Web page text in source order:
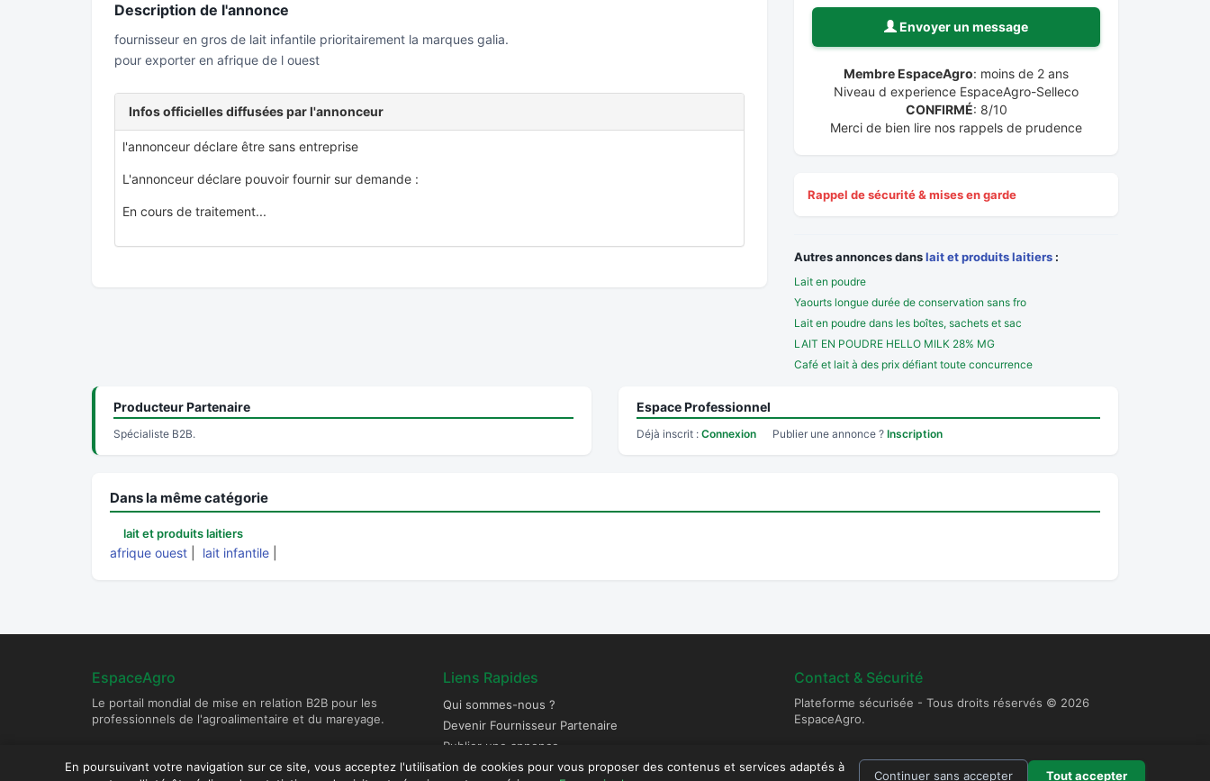
Description de l'annonce
fournisseur en gros de lait infantile prioritairement la marques galia.
pour exporter en afrique de l ouest
Infos officielles diffusées par l'annonceur
l'annonceur déclare être sans entreprise
L'annonceur déclare pouvoir fournir sur demande :
En cours de traitement...
Envoyer un message
Membre EspaceAgro: moins de 2 ans
Niveau d experience EspaceAgro-Selleco
CONFIRMÉ: 8/10
Merci de bien lire nos rappels de prudence
Rappel de sécurité & mises en garde
Autres annonces danslait et produits laitiers :
Lait en poudre
Yaourts longue durée de conservation sans fro
Lait en poudre dans les boîtes, sachets et sac
LAIT EN POUDRE HELLO MILK 28% MG
Café et lait à des prix défiant toute concurrence
Producteur Partenaire
Spécialiste B2B.
Espace Professionnel
Déjà inscrit : Connexion Publier une annonce ? Inscription
Dans la même catégorie
lait et produits laitiers
afrique ouest lait infantile
EspaceAgro
Le portail mondial de mise en relation B2B pour les
professionnels de l'agroalimentaire et du mareyage.
Liens Rapides
Qui sommes-nous ?
Devenir Fournisseur Partenaire
Publier une annonce
Contact & Sécurité
Plateforme sécurisée - Tous droits réservés © 2026
EspaceAgro.
En poursuivant votre navigation sur ce site, vous acceptez l'utilisation de cookies pour vous proposer des contenus et services adaptés à
Continuer sans accepter Tout accepter